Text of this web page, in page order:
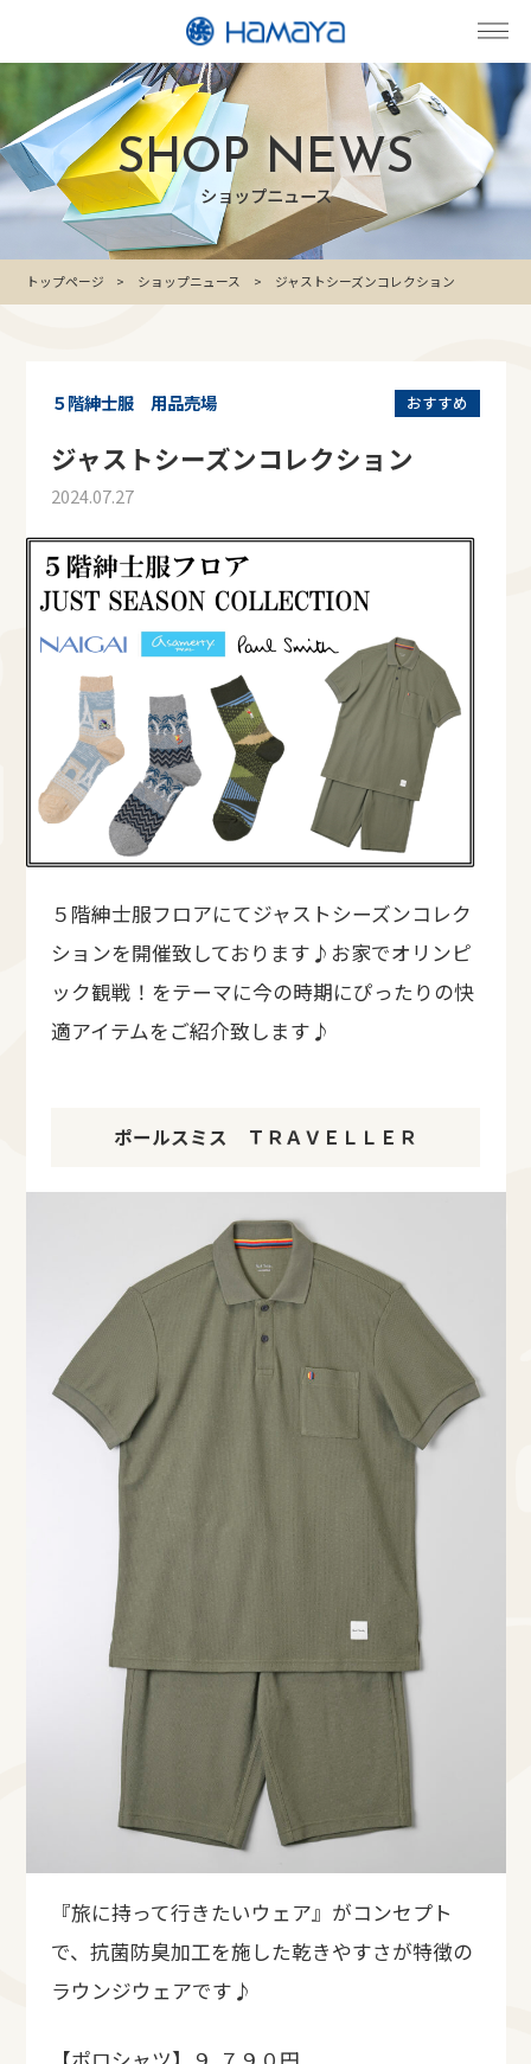
SHOP NEWS
ショップニュース
トップページ ショップニュース ジャストシーズンコレクション
おすすめ
５階紳士服 用品売場
ジャストシーズンコレクション
2024.07.27
５階紳士服フロアにてジャストシーズンコレク
ションを開催致しております♪お家でオリンピ
ック観戦！をテーマに今の時期にぴったりの快
適アイテムをご紹介致します♪
ポールスミス ＴＲＡＶＥＬＬＥＲ
『旅に持って行きたいウェア』がコンセプト
で、抗菌防臭加工を施した乾きやすさが特徴の
ラウンジウェアです♪